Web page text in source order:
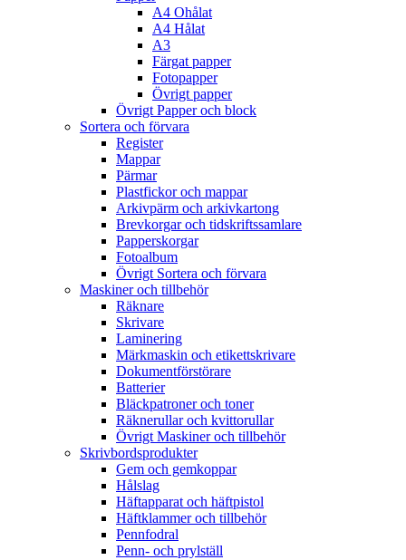
A4 Ohålat
A4 Hålat
A3
Färgat papper
Fotopapper
Övrigt papper
Övrigt Papper och block
Sortera och förvara
Register
Mappar
Pärmar
Plastfickor och mappar
Arkivpärm och arkivkartong
Brevkorgar och tidskriftssamlare
Papperskorgar
Fotoalbum
Övrigt Sortera och förvara
Maskiner och tillbehör
Räknare
Skrivare
Laminering
Märkmaskin och etikettskrivare
Dokumentförstörare
Batterier
Bläckpatroner och toner
Räknerullar och kvittorullar
Övrigt Maskiner och tillbehör
Skrivbordsprodukter
Gem och gemkoppar
Hålslag
Häftapparat och häftpistol
Häftklammer och tillbehör
Pennfodral
Penn- och prylställ